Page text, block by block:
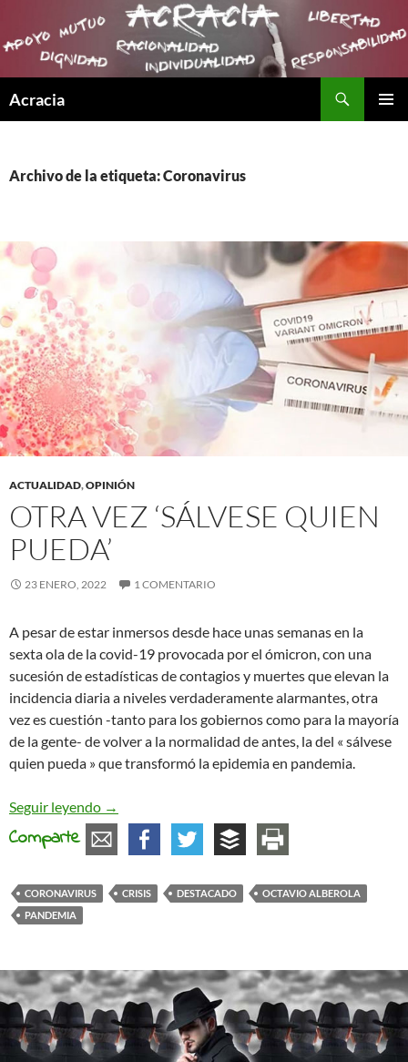
Acracia
Archivo de la etiqueta: Coronavirus
ACTUALIDAD,OPINIÓN
OTRA VEZ ‘SÁLVESE QUIEN
PUEDA’
23 ENERO, 2022 1 COMENTARIO
A pesar de estar inmersos desde hace unas semanas en la
sexta ola de la covid-19 provocada por el ómicron, con una
sucesión de estadísticas de contagios y muertes que elevan la
incidencia diaria a niveles verdaderamente alarmantes, otra
vez es cuestión -tanto para los gobiernos como para la mayoría
de la gente- de volver a la normalidad de antes, la del « sálvese
quien pueda » que transformó la epidemia en pandemia.
Seguir leyendo Otra vez ‘sálvese quien pueda’
→
Comparte
CORONAVIRUS CRISIS DESTACADO
OCTAVIO ALBEROLA
PANDEMIA